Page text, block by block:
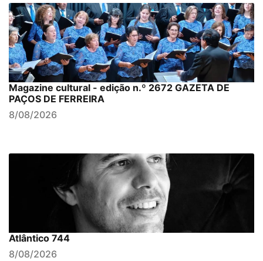
Magazine cultural - edição n.º 2672 GAZETA DE
PAÇOS DE FERREIRA
8/08/2026
Atlântico 744
8/08/2026